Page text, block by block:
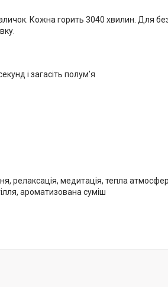
Кожна горить 3040 хвилин. Для
і загасіть полум’я
релаксація, медитація, тепла
ароматизована суміш